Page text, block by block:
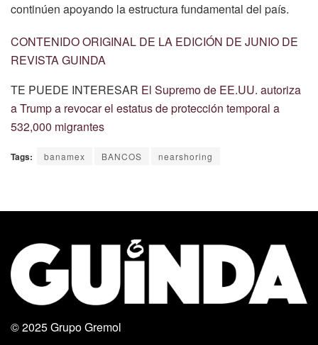
continúen apoyando la estructura fundamental del país.
CONTENIDO ORIGINAL DE LA EDICIÓN DE JUNIO DE
REVISTA GUINDA
TE PUEDE INTERESAR El Supremo de EE.UU. autoriza
a Trump a revocar el estatus de protección temporal a
532,000 migrantes
Tags: banamex BANCOS nearshoring
© 2025Grupo Gremol